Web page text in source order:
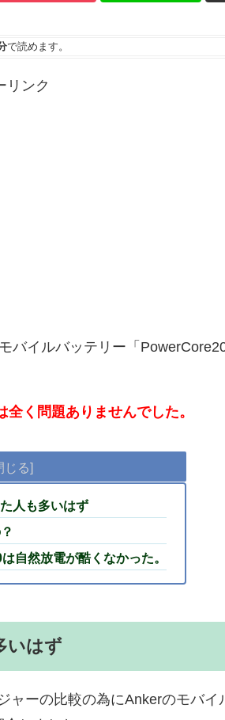
で読めます。
リンク
バイルバッテリー「
く問題ありませんでした。
人も多いはず
自然放電が酷くなかった。
いはず
ャーの比較の為にAnkerのモバイ